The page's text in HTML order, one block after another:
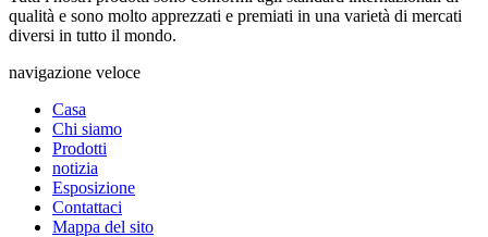
qualità e sono molto apprezzati e premiati in una varietà di mercati
diversi in tutto il mondo.
navigazione veloce
Casa
Chi siamo
Prodotti
notizia
Esposizione
Contattaci
Mappa del sito